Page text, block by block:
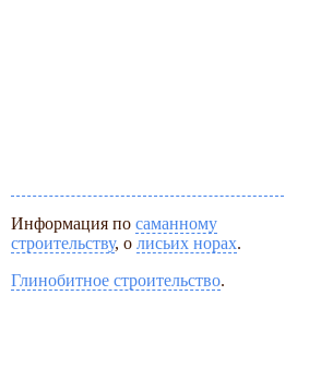
Информация по саманному
строительству, о лисьих норах.
Глинобитное строительство.